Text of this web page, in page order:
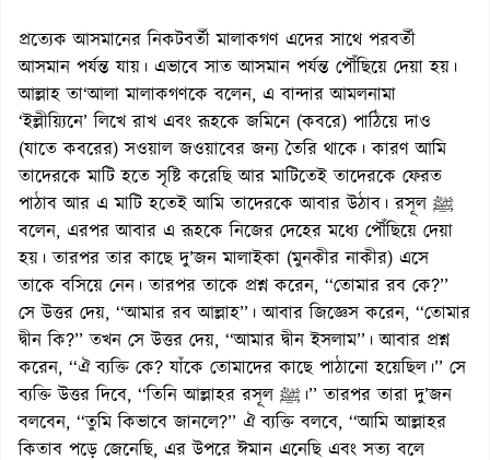
প্রত্যেক আসমানের নিকটবর্তী মালাকগণ এদের সাথে পরবর্তী
আসমান পর্যন্ত যায়। এভাবে সাত আসমান পর্যন্ত পৌঁছিয়ে দেয়া হয়।
আল্লাহ তা‘আলা মালাকগণকে বলেন, এ বান্দার আমলনামা
‘ইল্লীয়্যিনে’ লিখে রাখ এবং রূহকে জমিনে (কবরে) পাঠিয়ে দাও
(যাতে কবরের) সওয়াল জওয়াবের জন্য তৈরি থাকে। কারণ আমি
তাদেরকে মাটি হতে সৃষ্টি করেছি আর মাটিতেই তাদেরকে ফেরত
পাঠাব আর এ মাটি হতেই আমি তাদেরকে আবার উঠাব। রসূল ﷺ
বলেন, এরপর আবার এ রূহকে নিজের দেহের মধ্যে পৌঁছিয়ে দেয়া
হয়। তারপর তার কাছে দু’জন মালাইকা (মুনকীর নাকীর) এসে
তাকে বসিয়ে নেন। তারপর তাকে প্রশ্ন করেন, ‘‘তোমার রব কে?’’
সে উত্তর দেয়, ‘‘আমার রব আল্লাহ’’। আবার জিজ্ঞেস করেন, ‘‘তোমার
দ্বীন কি?’’ তখন সে উত্তর দেয়, ‘‘আমার দ্বীন ইসলাম’’। আবার প্রশ্ন
করেন, ‘‘ঐ ব্যক্তি কে? যাঁকে তোমাদের কাছে পাঠানো হয়েছিল।’’ সে
ব্যক্তি উত্তর দিবে, ‘‘তিনি আল্লাহর রসূল ﷺ।’’ তারপর তারা দু’জন
বলবেন, ‘‘তুমি কিভাবে জানলে?’’ ঐ ব্যক্তি বলবে, ‘‘আমি আল্লাহর
কিতাব পড়ে জেনেছি, এর উপরে ঈমান এনেছি এবং সত্য বলে